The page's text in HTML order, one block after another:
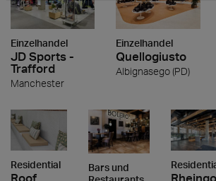
Einzelhandel
JD Sports -
Trafford
Manchester
Einzelhandel
Quellogiusto
Albignasego (PD)
Residential
Roof
Bars und